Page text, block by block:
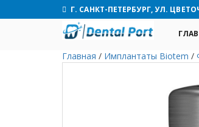
Г. САНКТ-ПЕТЕРБУРГ, УЛ.
Главная / Имплантаты Biotem /